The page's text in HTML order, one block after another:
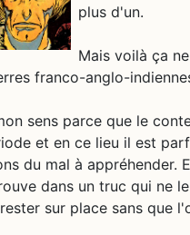
plus d'un.
Mais voilà ça
franco-anglo-
sens parce que le
et en ce lieu il est
du mal à appréhender.
dans un truc qui ne
sur place sans que